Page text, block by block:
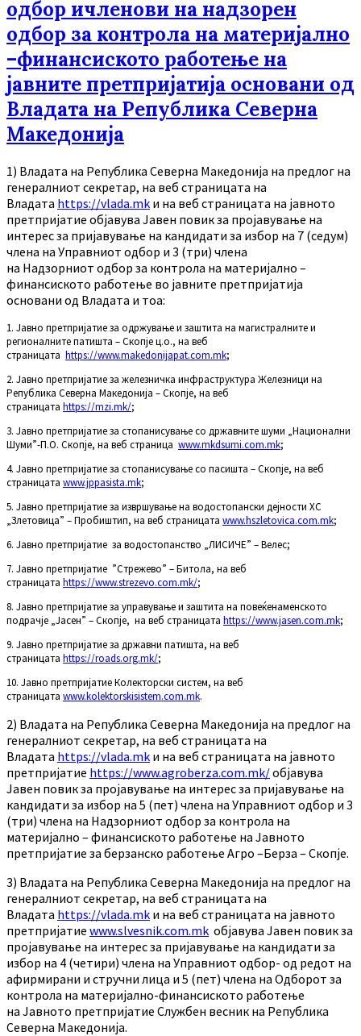
одбор ичленови на надзорен
одбор за контрола на материјално
–финансиското работење на
јавните претпријатија основани од
Владата на Република Северна
Македонија
1) Владата на Република Северна Македонија на предлог на
генералниот секретар, на веб страницата на
Владата https://vlada.mk и на веб страницата на јавното
претпријатие објавува Јавен повик за пројавување на
интерес за пријавување на кандидати за избор на 7 (седум)
члена на Управниот одбор и 3 (три) члена
на Надзорниот одбор за контрола на материјално –
финансиското работење во јавните претпријатија
основани од Владата и тоа:
1. Јавно претпријатие за одржување и заштита на магистралните и
регионалните патишта – Скопје ц.о., на веб
страницата https://www.makedonijapat.com.mk;
2. Јавно претпријатие за железничка инфраструктура Железници на
Република Северна Македонија – Скопје, на веб
страницата https://mzi.mk/;
3. Јавно претпријатие за стопанисување со државните шуми „Национални
Шуми”-П.О. Скопје, на веб страница www.mkdsumi.com.mk;
4. Јавно претпријатие за стопанисување со пасишта – Скопје, на веб
страницата www.jppasista.mk;
5. Јавно претпријатие за извршување на водостопански дејности ХС
„Злетовица” – Пробиштип, на веб страницата www.hszletovica.com.mk;
6. Јавно претпријатие за водостопанство „ЛИСИЧЕ” – Велес;
7. Јавно претпријатие ”Стрежево” – Битола, на веб
страницата https://www.strezevo.com.mk/;
8. Јавно претпријатие за управување и заштита на повеќенаменското
подрачје „Јасен” – Скопје, на веб страницата https://www.jasen.com.mk;
9. Јавно претпријатие за државни патишта, на веб
страницата https://roads.org.mk/;
10. Јавно претпријатие Колекторски систем, на веб
страницaта www.kolektorskisistem.com.mk.
2) Владата на Република Северна Македонија на предлог на
генералниот секретар, на веб страницата на
Владата https://vlada.mk и на веб страницата на јавното
претпријатие https://www.agroberza.com.mk/објавува
Јавен повик за пројавување на интерес за пријавување на
кандидати за избор на 5 (пет) члена на Управниот одбор и 3
(три) члена на Надзорниот одбор за контрола на
материјално – финансиското работење на Јавното
претпријатие за берзанско работење Агро –Берза – Скопје.
3) Владата на Република Северна Македонија на предлог на
генералниот секретар, на веб страницата на
Владата https://vlada.mk и на веб страницата на јавното
претпријатие www.slvesnik.com.mk објавува Јавен повик за
пројавување на интерес за пријавување на кандидати за
избор на 4 (четири) члена на Управниот одбор- од редот на
афирмирани и стручни лица и 5 (пет) члена на Одборот за
контрола на материјално-финансиското работење
на Јавното претпријатие Службен весник на Република
Северна Македонија.